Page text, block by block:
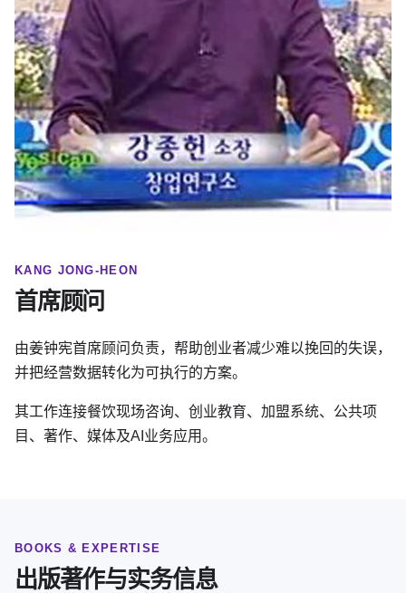
KANG JONG-HEON
首席顾问
由姜钟宪首席顾问负责，帮助创业者减少难以挽回的失误，
并把经营数据转化为可执行的方案。
其工作连接餐饮现场咨询、创业教育、加盟系统、公共项
目、著作、媒体及AI业务应用。
BOOKS & EXPERTISE
出版著作与实务信息